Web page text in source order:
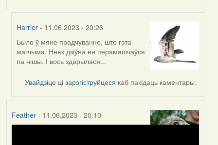
Harrier - 11.06.2023 - 20:26
In
reply
to
Helena
Было ў мяне прадчуванне, што гэта
магчыма. Неяк дзіўна ён перамяшчаўся
па нішы. І вось здарылася...
Увайдзіце цізарэгіструйцеся каб пакідаць каментары.
Feather- 11.06.2023 - 20:10